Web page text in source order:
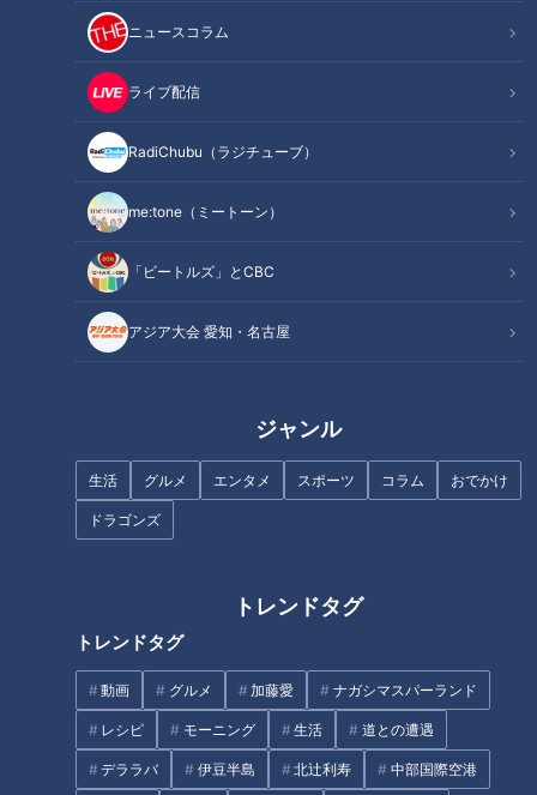
ニュースコラム
ライブ配信
RadiChubu（ラジチューブ）
me:tone（ミートーン）
「ビートルズ」とCBC
アジア大会 愛知・名古屋
ジャンル
生活 グルメ エンタメ スポーツ コラム おでかけ
ドラゴンズ
トレンドタグ
トレンドタグ
動画 グルメ 加藤愛 ナガシマスパーランド
レシピ モーニング 生活 道との遭遇
デララバ 伊豆半島 北辻利寿 中部国際空港
生があるんで！
「なんかイキってる！」
光山アナ「あの言い方は申し訳なかったです！！！」
【石井アナ「アナウンサー1年目は人間の１歳だと思ってい
石井アナ「22年目ぐらい終えてやっと一人前みたい。
僕は今21歳大学3年生ぐらい。21年目」
光山アナ「僕は5歳。アナウンサー5歳」
石井アナ「古館さんは。聞いて！1977年からやっている！」
【石井アナ鮮明に覚えている、初対面の古館さん】
【大好きな古舘さんから言われた言葉は？？】
古舘さん「本気で石井くんを褒めたいと心から思ったときは、
必ず○○○○○○を入れる！」
「1人1人ページ数が違って、書くことが多い人は多
私はだいぶ少なめ」
古舘さん「石井くんはくれなかったけど、
くりぃむしちゅーの上田くんはショートメッセージ
くれたよ。」